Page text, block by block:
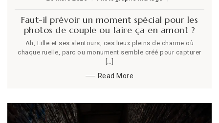
Faut-il prévoir un moment spécial pour les
photos de couple ou faire ça en amont ?
Ah, Lille et ses alentours, ces lieux pleins de charme où
chaque ruelle, parc ou monument semble créé pour capturer
[…]
Read More